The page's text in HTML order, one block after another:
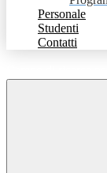
Personale
Studenti
Contatti